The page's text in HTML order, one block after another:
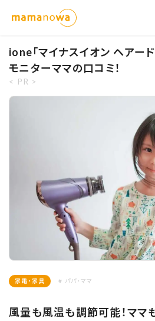
ione「マイナスイオン ヘアー
モニターママの口コミ！
< PR >
家電・家具 # パパ・ママ
風量も風温も調節可能！ママ